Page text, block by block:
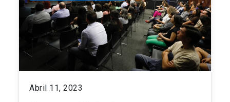
Abril 11, 2023